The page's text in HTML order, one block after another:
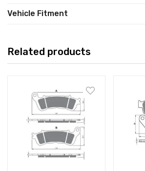
Vehicle Fitment
Related products